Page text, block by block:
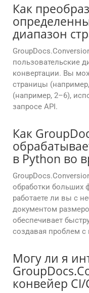
Как
диапазон
пользовательские
конвертации. Вы
страницы
(например, 2–6),
запросе API.
Как
в Python во
обработки больших
работаете ли вы с
документом
обеспечивает
создавая проблем с
Могу ли я
конвейер CI/